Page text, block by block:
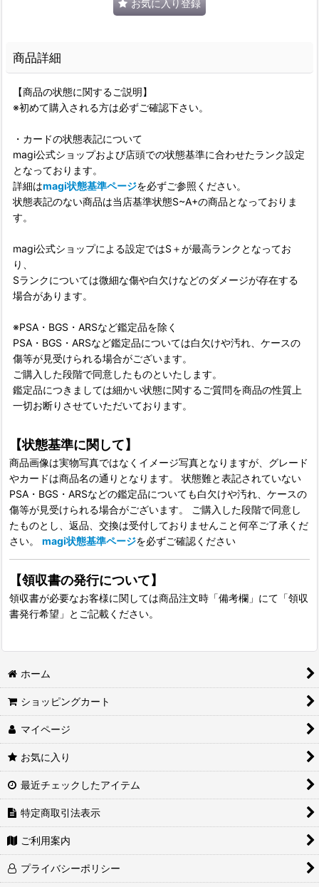
お気に入り登録
商品詳細
【商品の状態に関するご説明】
※初めて購入される方は必ずご確認下さい。
・カードの状態表記について
magi公式ショップおよび店頭での状態基準に合わせたランク設定
となっております。
詳細はmagi状態基準ページを必ずご参照ください。
状態表記のない商品は当店基準状態S~A+の商品となっておりま
す。
magi公式ショップによる設定ではS＋が最高ランクとなってお
り、
Sランクについては微細な傷や白欠けなどのダメージが存在する
場合があります。
※PSA・BGS・ARSなど鑑定品を除く
PSA・BGS・ARSなど鑑定品については白欠けや汚れ、ケースの
傷等が見受けられる場合がございます。
ご購入した段階で同意したものといたします。
鑑定品につきましては細かい状態に関するご質問を商品の性質上
一切お断りさせていただいております。
【状態基準に関して】
商品画像は実物写真ではなくイメージ写真となりますが、グレード
やカードは商品名の通りとなります。 状態難と表記されていない
PSA・BGS・ARSなどの鑑定品についても白欠けや汚れ、ケースの
傷等が見受けられる場合がございます。 ご購入した段階で同意し
たものとし、返品、交換は受付しておりませんこと何卒ご了承くだ
さい。 magi状態基準ページを必ずご確認ください
【領収書の発行について】
領収書が必要なお客様に関しては商品注文時「備考欄」にて「領収
書発行希望」とご記載ください。
ホーム
ショッピングカート
マイページ
お気に入り
最近チェックしたアイテム
特定商取引法表示
ご利用案内
プライバシーポリシー